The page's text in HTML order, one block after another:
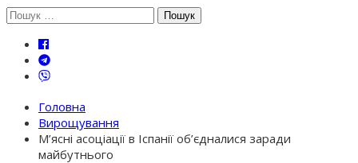
Шукати:
Головна
Вирощування
М’ясні асоціації в Іспанії об’єдналися заради
майбутнього